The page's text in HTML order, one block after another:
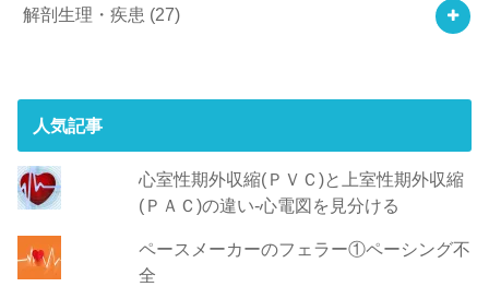
解剖生理・疾患 (27)
人気記事
心室性期外収縮(ＰＶＣ)と上室性期外収縮
(ＰＡＣ)の違い-心電図を見分ける
ペースメーカーのフェラー①ペーシング不
全